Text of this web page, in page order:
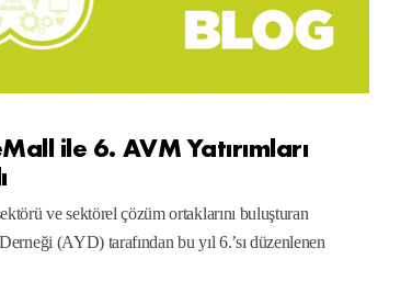
ile 6. AVM Yatırımları
ve sektörel çözüm ortaklarını buluşturan
(AYD) tarafından bu yıl 6.’sı düzenlenen